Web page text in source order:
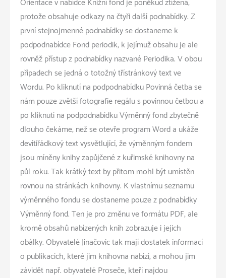
Orientace v nabídce Knižní fond je poněkud ztížená,
protože obsahuje odkazy na čtyři další podnabídky. Z
první stejnojmenné podnabídky se dostaneme k
podpodnabídce Fond periodik, k jejímuž obsahu je ale
rovněž přístup z podnabídky nazvané Periodika. V obou
případech se jedná o totožný třístránkový text ve
Wordu. Po kliknutí na podpodnabídku Povinná četba se
nám pouze zvětší fotografie regálu s povinnou četbou a
po kliknutí na podpodnabídku Výměnný fond zbytečně
dlouho čekáme, než se otevře program Word a ukáže
devítiřádkový text vysvětlující, že výměnným fondem
jsou míněny knihy zapůjčené z kuřimské knihovny na
půl roku. Tak krátký text by přitom mohl být umístěn
rovnou na stránkách knihovny. K vlastnímu seznamu
výměnného fondu se dostaneme pouze z podnabídky
Výměnný fond. Ten je pro změnu ve formátu PDF, ale
kromě obsahů nabízených knih zobrazuje i jejich
obálky. Obyvatelé Jinačovic tak mají dostatek informací
o publikacích, které jim knihovna nabízí, a mohou jim
závidět např. obyvatelé Proseče, kteří najdou